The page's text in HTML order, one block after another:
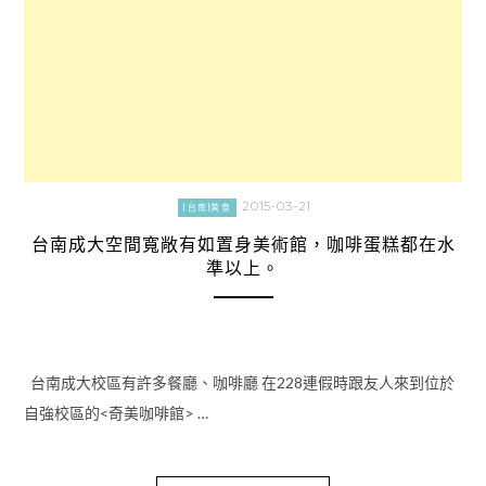
[台南]美食 2015-03-21
台南成大空間寬敞有如置身美術館，咖啡蛋糕都在水
準以上。
台南成大校區有許多餐廳、咖啡廳 在228連假時跟友人來到位於
自強校區的<奇美咖啡館> …